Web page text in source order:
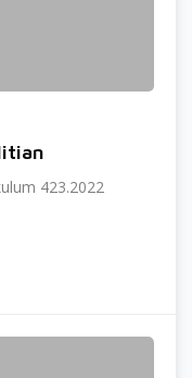
423.2022